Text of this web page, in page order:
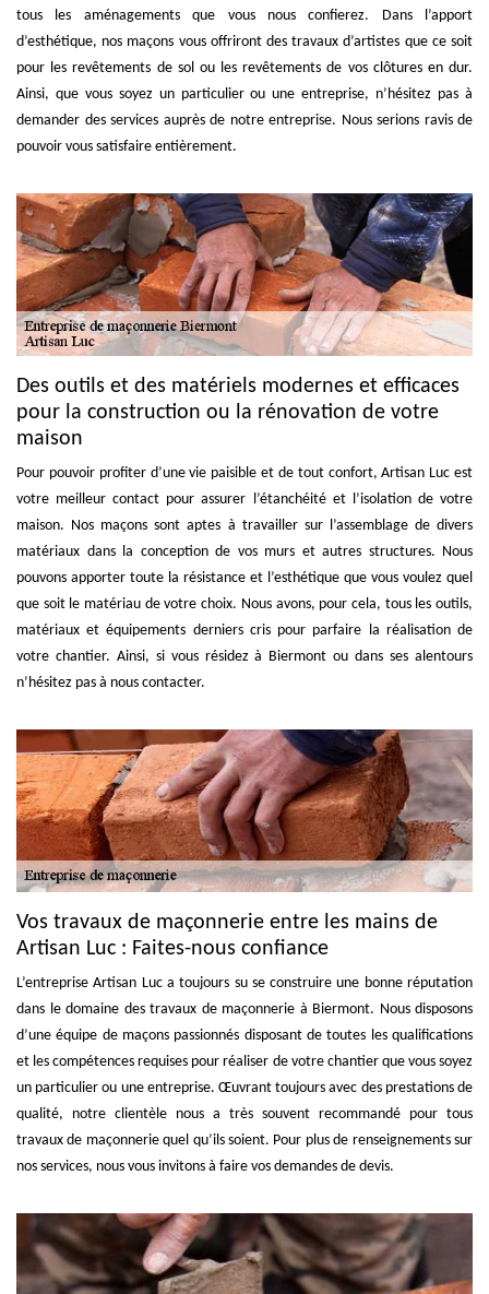
tous les aménagements que vous nous confierez. Dans l’apport
d’esthétique, nos maçons vous offriront des travaux d’artistes que ce soit
pour les revêtements de sol ou les revêtements de vos clôtures en dur.
Ainsi, que vous soyez un particulier ou une entreprise, n’hésitez pas à
demander des services auprès de notre entreprise. Nous serions ravis de
pouvoir vous satisfaire entièrement.
Des outils et des matériels modernes et efficaces
pour la construction ou la rénovation de votre
maison
Pour pouvoir profiter d’une vie paisible et de tout confort, Artisan Luc est
votre meilleur contact pour assurer l’étanchéité et l’isolation de votre
maison. Nos maçons sont aptes à travailler sur l’assemblage de divers
matériaux dans la conception de vos murs et autres structures. Nous
pouvons apporter toute la résistance et l’esthétique que vous voulez quel
que soit le matériau de votre choix. Nous avons, pour cela, tous les outils,
matériaux et équipements derniers cris pour parfaire la réalisation de
votre chantier. Ainsi, si vous résidez à Biermont ou dans ses alentours
n’hésitez pas à nous contacter.
Vos travaux de maçonnerie entre les mains de
Artisan Luc : Faites-nous confiance
L’entreprise Artisan Luc a toujours su se construire une bonne réputation
dans le domaine des travaux de maçonnerie à Biermont. Nous disposons
d’une équipe de maçons passionnés disposant de toutes les qualifications
et les compétences requises pour réaliser de votre chantier que vous soyez
un particulier ou une entreprise. Œuvrant toujours avec des prestations de
qualité, notre clientèle nous a très souvent recommandé pour tous
travaux de maçonnerie quel qu’ils soient. Pour plus de renseignements sur
nos services, nous vous invitons à faire vos demandes de devis.